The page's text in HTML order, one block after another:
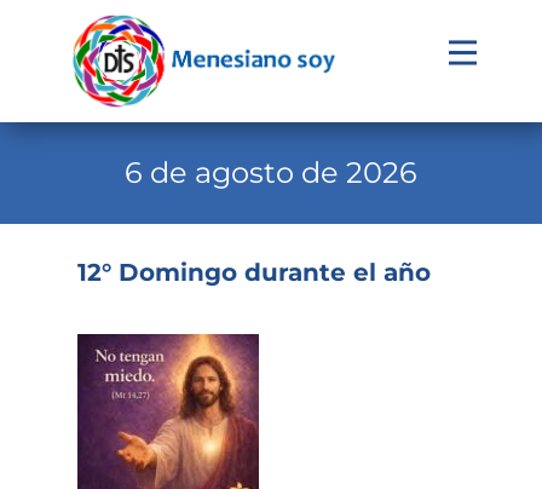
Evangelio
Familia Menesiana
Pastoral Vocacional
Recursos
6 de agosto de 2026
12° Domingo durante el año